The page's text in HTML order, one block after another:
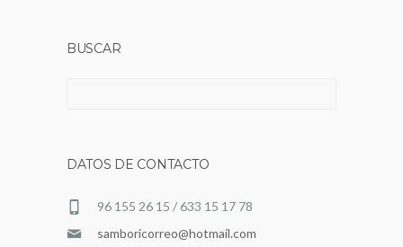
BUSCAR
DATOS DE CONTACTO
96 155 26 15 / 633 15 17 78
samboricorreo@hotmail.com